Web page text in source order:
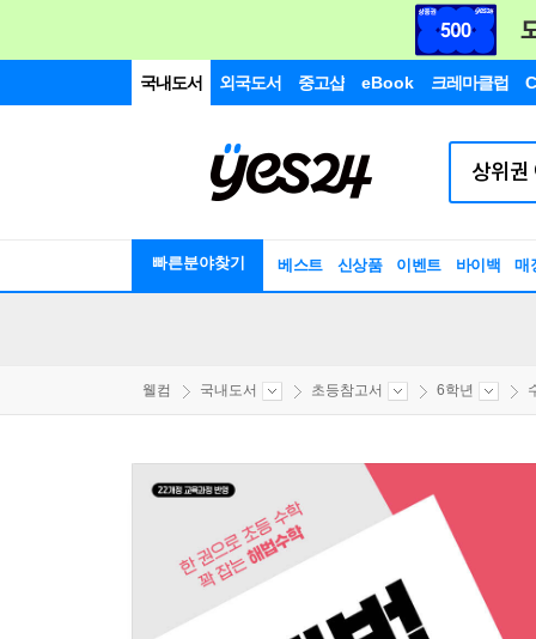
국내도서 외국도서 중고샵 eBook 크레마클럽
빠른분야찾기 베스트 신상품 이벤트 바이백 매
웰컴 국내도서 초등참고서 6학년